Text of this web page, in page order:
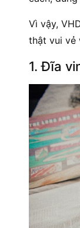
Vì vậy,
thật vui vẻ
1. Đĩa